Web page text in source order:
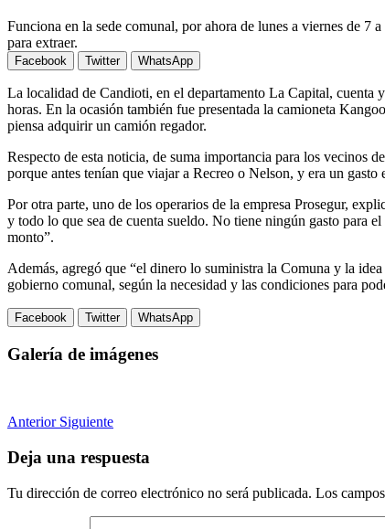
Funciona en la sede comunal, por ahora de lunes a viernes de
para extraer.
Facebook Twitter WhatsApp
La localidad de Candioti, en el departamento La Capital, cuenta
horas. En la ocasión también fue presentada la camioneta
piensa adquirir un camión regador.
Respecto de esta noticia, de suma importancia para los vecinos
porque antes tenían que viajar a Recreo o Nelson, y era un
Por otra parte, uno de los operarios de la empresa Prosegur,
y todo lo que sea de cuenta sueldo. No tiene ningún gasto para
monto”.
Además, agregó que “el dinero lo suministra la Comuna y la
gobierno comunal, según la necesidad y las condiciones para
Facebook Twitter WhatsApp
Galería de imágenes
Anterior Siguiente
Deja una respuesta
Tu dirección de correo electrónico no será publicada. Los